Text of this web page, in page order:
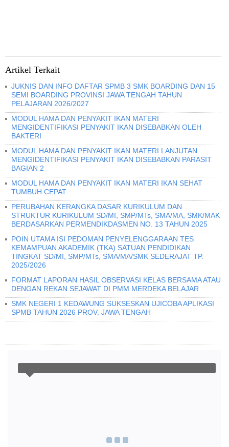
Artikel Terkait
JUKNIS DAN INFO DAFTAR SPMB 3 SMK BOARDING DAN 15
SEMI BOARDING PROVINSI JAWA TENGAH TAHUN
PELAJARAN 2026/2027
MODUL HAMA DAN PENYAKIT IKAN MATERI
MENGIDENTIFIKASI PENYAKIT IKAN DISEBABKAN OLEH
BAKTERI
MODUL HAMA DAN PENYAKIT IKAN MATERI LANJUTAN
MENGIDENTIFIKASI PENYAKIT IKAN DISEBABKAN PARASIT
BAGIAN 2
MODUL HAMA DAN PENYAKIT IKAN MATERI IKAN SEHAT
TUMBUH CEPAT
PERUBAHAN KERANGKA DASAR KURIKULUM DAN
STRUKTUR KURIKULUM SD/MI, SMP/MTs, SMA/MA, SMK/MAK
BERDASARKAN PERMENDIKDASMEN NO. 13 TAHUN 2025
POIN UTAMA ISI PEDOMAN PENYELENGGARAAN TES
KEMAMPUAN AKADEMIK (TKA) SATUAN PENDIDIKAN
TINGKAT SD/MI, SMP/MTs, SMA/MA/SMK SEDERAJAT TP.
2025/2026
FORMAT LAPORAN HASIL OBSERVASI KELAS BERSAMA ATAU
DENGAN REKAN SEJAWAT DI PMM MERDEKA BELAJAR
SMK NEGERI 1 KEDAWUNG SUKSESKAN UJICOBA APLIKASI
SPMB TAHUN 2026 PROV. JAWA TENGAH